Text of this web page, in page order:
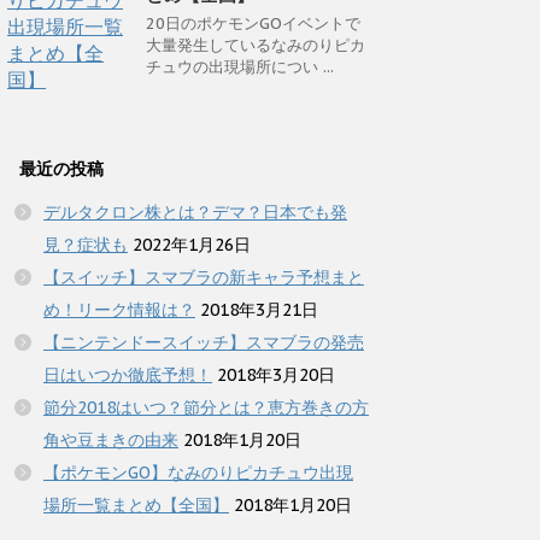
20日のポケモンGOイベントで
大量発生しているなみのりピカ
チュウの出現場所につい ...
最近の投稿
デルタクロン株とは？デマ？日本でも発
見？症状も 2022年1月26日
【スイッチ】スマブラの新キャラ予想まと
め！リーク情報は？ 2018年3月21日
【ニンテンドースイッチ】スマブラの発売
日はいつか徹底予想！
2018年3月20日
節分2018はいつ？節分とは？恵方巻きの方
角や豆まきの由来 2018年1月20日
【ポケモンGO】なみのりピカチュウ出現
場所一覧まとめ【全国】
2018年1月20日